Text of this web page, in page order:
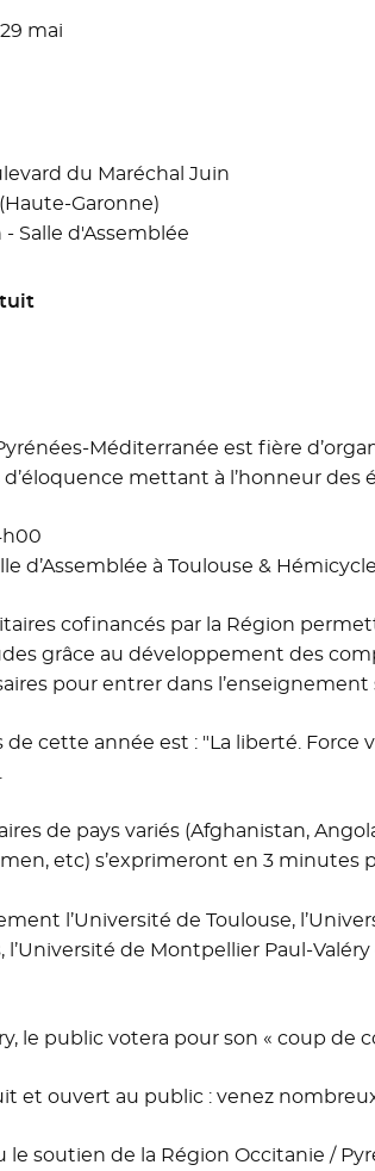
mai
du Maréchal Juin
Garonne)
Salle d'Assemblée
Méditerranée est fière
mettant à l’honneur des
d’Assemblée à Toulouse &
cofinancés par la Région
grâce au développement des
pour entrer dans l’enseignement
cette année est : "La liberté. Force
de pays variés (Afghanistan,
etc) s’exprimeront en 3
l’Université de Toulouse,
l’Université de Montpellier Paul-
le public votera pour son « coup de
et ouvert au public : venez
le soutien de la Région Occitanie /